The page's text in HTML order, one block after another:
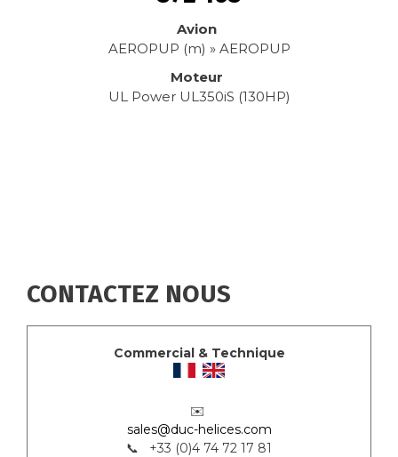
Avion
AEROPUP (m) » AEROPUP
Moteur
UL Power UL350iS (130HP)
CONTACTEZ NOUS
Commercial & Technique
✉️
sales@duc-helices.com
📞 +33 (0)4 74 72 17 81